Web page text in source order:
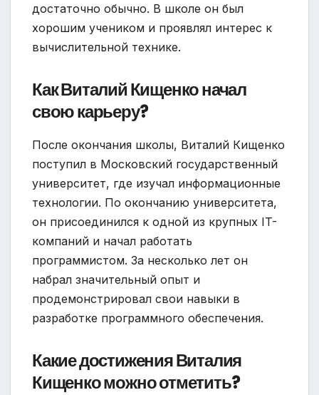
достаточно обычно. В школе он был
хорошим учеником и проявлял интерес к
вычислительной технике.
Как Виталий Кищенко начал
свою карьеру?
После окончания школы, Виталий Кищенко
поступил в Московский государственный
университет, где изучал информационные
технологии. По окончанию университета,
он присоединился к одной из крупных IT-
компаний и начал работать
программистом. За несколько лет он
набрал значительный опыт и
продемонстрировал свои навыки в
разработке программного обеспечения.
Какие достижения Виталия
Кищенко можно отметить?